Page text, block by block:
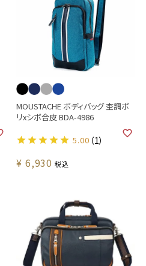
MOUSTACHE ボディバッグ 杢調ポ
リxシボ合皮 BDA-4986
¥ 6,930 税込
5.00 （1）